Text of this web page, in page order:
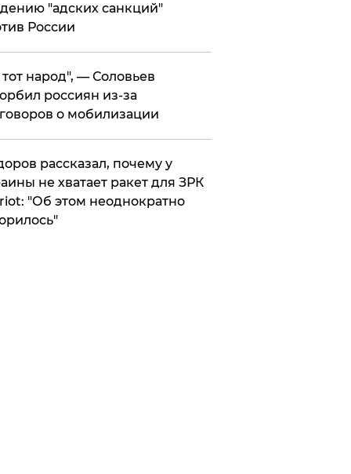
"адских санкций"
России
народ", — Соловьев
россиян из-за
о мобилизации
рассказал, почему у
не хватает ракет для ЗРК
"Об этом неоднократно